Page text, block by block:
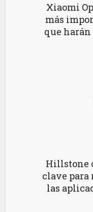
Xiaomi
más
que
Hillstone
clave para
las